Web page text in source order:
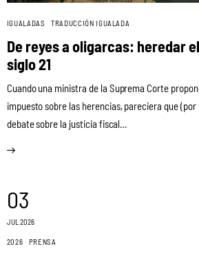
IGUALADAS TRADUCCIÓN IGUALADA
De reyes a oligarcas: heredar
siglo 21
Cuando una ministra de la Suprema Corte
impuesto sobre las herencias, pareciera que
debate sobre la justicia fiscal…
03
JUL 2026
2026 PRENSA